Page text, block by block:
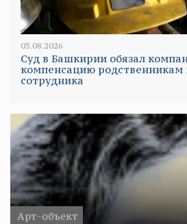
03.08.2026
Суд в Башкирии обязал
компенсацию родственникам
сотрудника
Арт-объект